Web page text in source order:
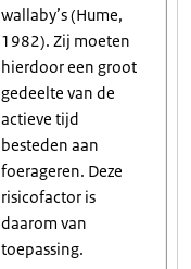
wallaby’s (Hume,
1982). Zij moeten
hierdoor een groot
gedeelte van de
actieve tijd
besteden aan
foerageren. Deze
risicofactor is
daarom van
toepassing.